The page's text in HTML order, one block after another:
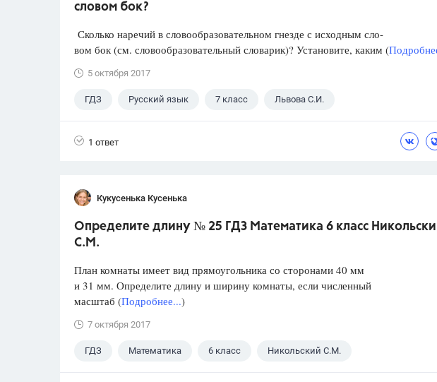
словом бок?
Сколько наречий в словообразовательном гнезде с исходным сло-
вом бок (см. словообразовательный словарик)? Установите, каким (
5 октября 2017
ГДЗ Русский язык 7 класс Львова С.И.
1 ответ
Кукусенька Кусенька
Определите длину № 25 ГДЗ Математика 6 класс
С.М.
План комнаты имеет вид прямоугольника со сторонами 40 мм
и 31 мм. Определите длину и ширину комнаты, если численный
масштаб (Подробнее...)
7 октября 2017
ГДЗ Математика 6 класс Никольский С.М.